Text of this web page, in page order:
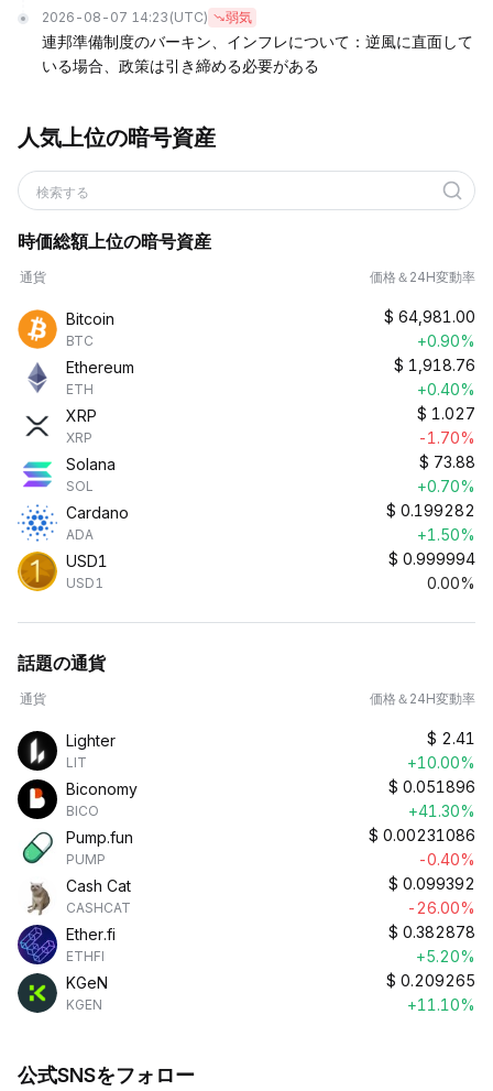
2026-08-07 14:23 (UTC) 弱気
連邦準備制度のバーキン、インフレについて：逆風に直面して
いる場合、政策は引き締める必要がある
人気上位の暗号資産
検索する
時価総額上位の暗号資産
通貨 価格＆24H変動率
Bitcoin
BTC
$ 64,981.00
+0.90%
Ethereum
ETH
$ 1,918.76
+0.40%
XRP
XRP
$ 1.027
-1.70%
Solana
SOL
$ 73.88
+0.70%
Cardano
ADA
$ 0.199282
+1.50%
USD1
USD1
$ 0.999994
0.00%
話題の通貨
通貨 価格＆24H変動率
Lighter
LIT
$ 2.41
+10.00%
Biconomy
BICO
$ 0.051896
+41.30%
Pump.fun
PUMP
$ 0.00231086
-0.40%
Cash Cat
CASHCAT
$ 0.099392
-26.00%
Ether.fi
ETHFI
$ 0.382878
+5.20%
KGeN
KGEN
$ 0.209265
+11.10%
公式SNSをフォロー